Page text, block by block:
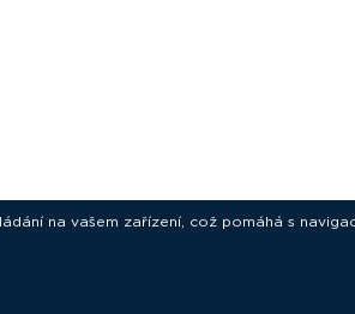
na vašem zařízení, což pomáhá s